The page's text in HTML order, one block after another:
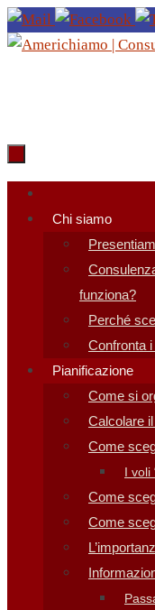
Salta
al
Salta
contenuto
Chi siamo
funziona?
Perché
Confronta
Pianificazione
Come si
Calcolare
Come
I voli
Come
Come